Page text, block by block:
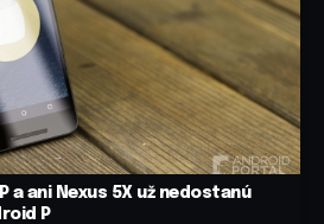
a ani Nexus 5X už nedostanú
P